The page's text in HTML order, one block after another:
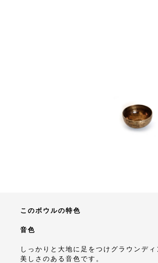
このボウルの特色
音色
しっかりと大地に足をつけグラウンデ
美しさのある音色です。